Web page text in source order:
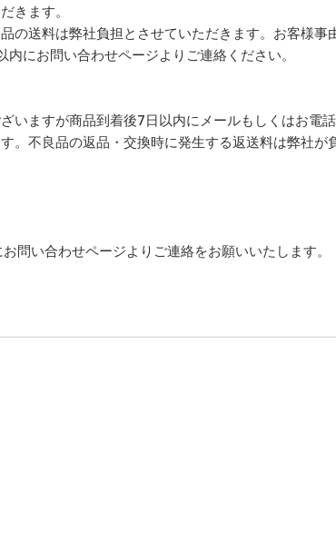
きます。
の送料は弊社負担とさせていただきます。お客様
にお問い合わせページよりご連絡ください。
いますが商品到着後7日以内にメールもしくはお電話
不良品の返品・交換時に発生する返送料は弊社が
問い合わせページよりご連絡をお願いいたします。